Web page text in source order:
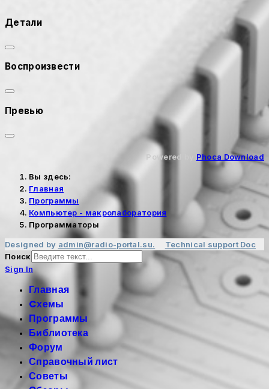
Детали
Воспроизвести
Превью
Powered by Phoca Download
Вы здесь:
Главная
Программы
Компьютер - макролаборатория
Программаторы
Designed by admin@radio-portal.su. Technical support Doc
Поиск
Sign In
Главная
Cхемы
Программы
Библиотека
Форум
Справочный лист
Советы